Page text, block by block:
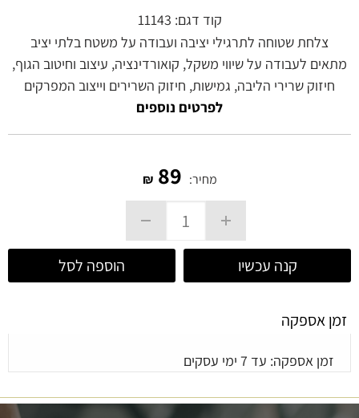
קוד דגם: 11143
צלחת שטוחה לתרגילי יציבה ועבודה על משטח בלתי יציב
מתאים לעבודה על שיווי משקל, קואורדינציה, עיצוב וחיטוב הגוף,
חיזוק שרירי הליבה, גמישות, חיזוק השרירים וייצוב המפרקים
לפרטים נוספים
מחיר: 89
₪
קנה עכשיו הוספה לסל
זמן אספקה
זמן אספקה: עד 7 ימי עסקים